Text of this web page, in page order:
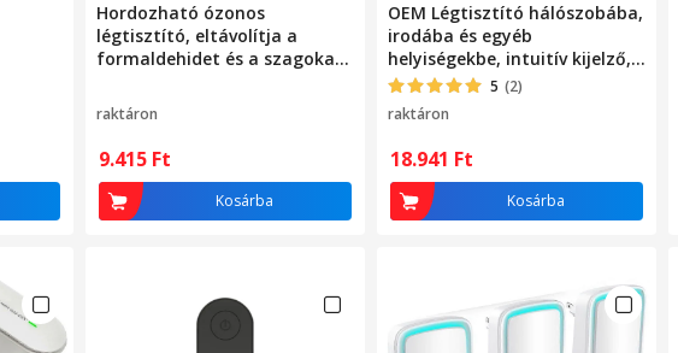
Hordozható ózonos
légtisztító, eltávolítja a
formaldehidet és a szagokat,
raktáron
9.415 Ft
Kosárba
OEM Légtisztító hálószobába,
irodába és egyéb
helyiségekbe, intuitív kijelző,
új 2023-as modell, nagyon
csendes, akár 20
négyzetméteres
lefedettséggel, negatív ionok,
könnyen használható,
be-/kikapcsoló gomb, 3
teljesítményszint
5 (2)
raktáron
18.941 Ft
Kosárba